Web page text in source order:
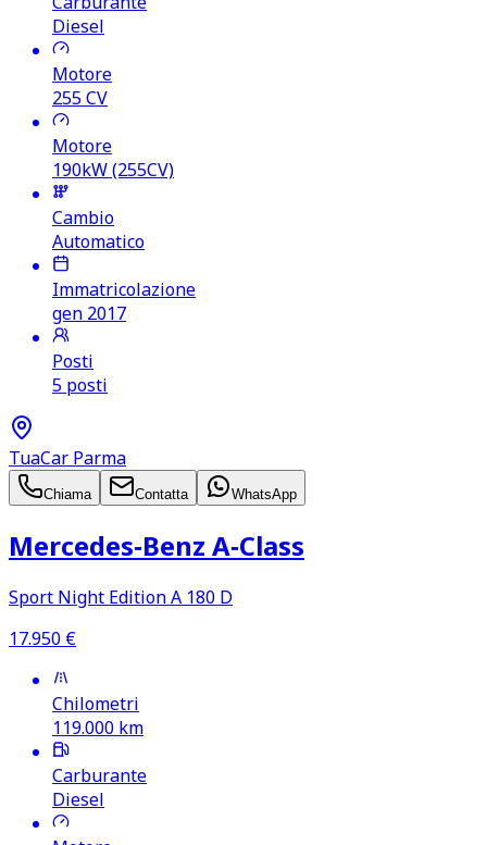
Diesel
Motore
255CV
Motore
190kW (255CV)
Cambio
Automatico
Immatricolazione
gen 2017
Posti
5 posti
TuaCar Parma
Chiama Contatta WhatsApp
Mercedes‑Benz A‑Class
Sport Night Edition A 180 D
17.950 €
Chilometri
119.000 km
Carburante
Diesel